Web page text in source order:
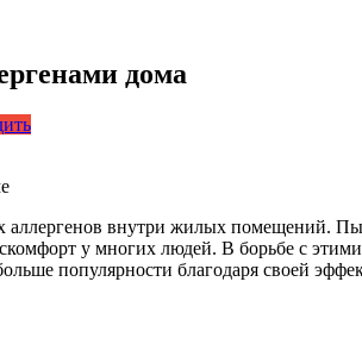
дома
аллергенов внутри жилых помещений.
у многих людей. В борьбе с
популярности благодаря своей